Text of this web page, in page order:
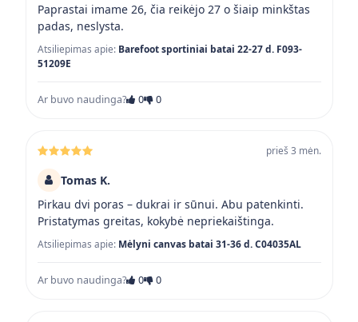
Paprastai imame 26, čia reikėjo 27 o šiaip minkštas
padas, neslysta.
Atsiliepimas apie: Barefoot sportiniai batai 22-27 d. F093-
51209E
Ar buvo naudinga? 0 0
prieš 3 mėn.
Tomas K.
Pirkau dvi poras – dukrai ir sūnui. Abu patenkinti.
Pristatymas greitas, kokybė nepriekaištinga.
Atsiliepimas apie: Mėlyni canvas batai 31-36 d. C04035AL
Ar buvo naudinga? 0 0